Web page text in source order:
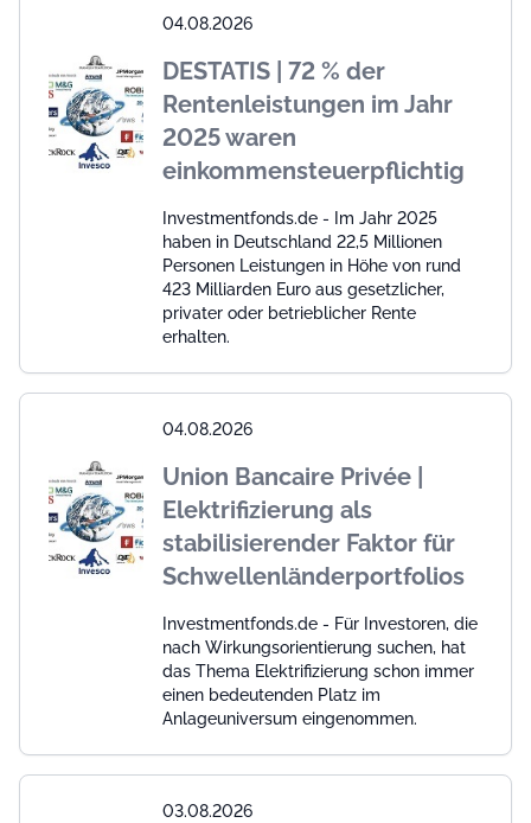
04.08.2026
DESTATIS | 72 % der
Rentenleistungen im Jahr
2025 waren
einkommensteuerpflichtig
Investmentfonds.de - Im Jahr 2025
haben in Deutschland 22,5 Millionen
Personen Leistungen in Höhe von rund
423 Milliarden Euro aus gesetzlicher,
privater oder betrieblicher Rente
erhalten.
04.08.2026
Union Bancaire Privée |
Elektrifizierung als
stabilisierender Faktor für
Schwellenländerportfolios
Investmentfonds.de - Für Investoren, die
nach Wirkungsorientierung suchen, hat
das Thema Elektrifizierung schon immer
einen bedeutenden Platz im
Anlageuniversum eingenommen.
03.08.2026